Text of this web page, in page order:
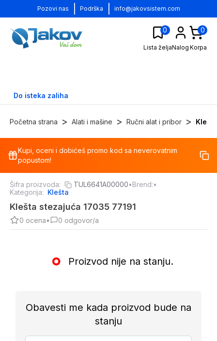
Pozovi nas Podrška info@jakovsistem.com
0
Lista željaNalog
0
Korpa
Do isteka zaliha
Početna strana > Alati i mašine > Ručni alat i pribor > Klešta
%
Kupi, oceni i dobićeš promo kod sa neverovatnim
popustom!
Šifra proizvoda: TUL6641A00000•Brend:•
Kategorija: Klešta
Klešta stezajuća 17035 77191
0 ocena• 0 odgovor/a
Proizvod nije na stanju.
Obavesti me kada proizvod bude na
stanju